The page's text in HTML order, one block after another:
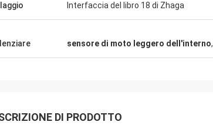
Interfaccia del libro 18 di Zhaga
sensore di moto leggero dell'interno,
DI PRODOTTO